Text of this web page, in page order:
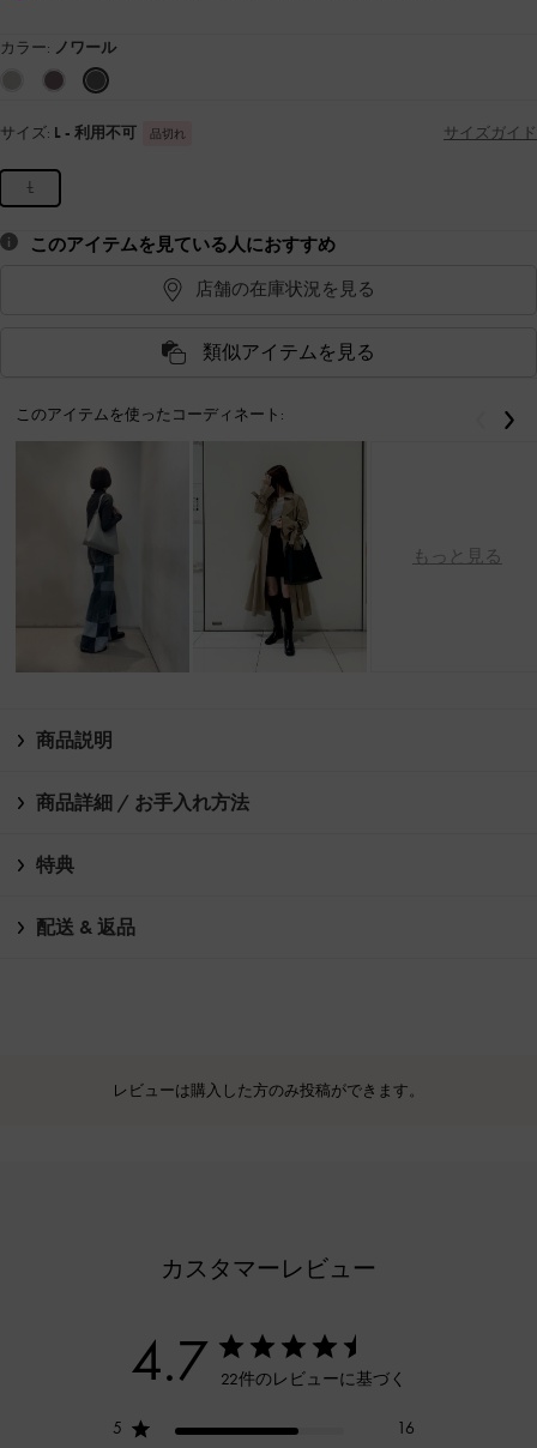
カラー: ノワール
サイズ: L - 利用不可 品切れ サイズガイド
L
このアイテムを見ている人におすすめ
店舗の在庫状況を見る
類似アイテムを見る
このアイテムを使ったコーディネート:
もっと見る
戻る
商品説明
商品詳細 / お手入れ方法
特典
配送 & 返品
レビューは購入した方のみ投稿ができます。
カスタマーレビュー
4.7 22件のレビューに基づく
5
16